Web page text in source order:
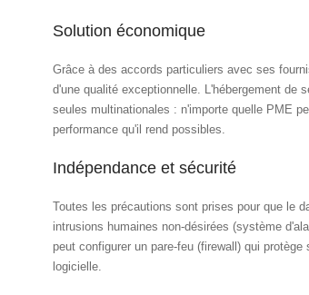
Solution économique
Grâce à des accords particuliers avec ses
d'une qualité exceptionnelle. L'hébergement de
seules multinationales : n'importe quelle PME
performance qu'il rend possibles.
Indépendance et sécurité
Toutes les précautions sont prises pour que le
intrusions humaines non-désirées (système
peut configurer un pare-feu (firewall) qui
logicielle.